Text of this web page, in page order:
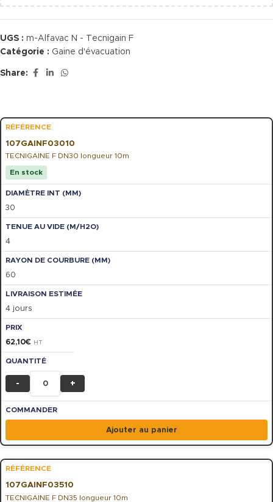
UGS : m-Alfavac N - Tecnigain F
Catégorie : Gaine d'évacuation
Share:
107GAINF03010
TECNIGAINE F DN30 longueur 10m
En stock
30
4
60
4 jours
62,10€ HT
- +
Ajouter au panier
107GAINF03510
TECNIGAINE F DN35 longueur 10m